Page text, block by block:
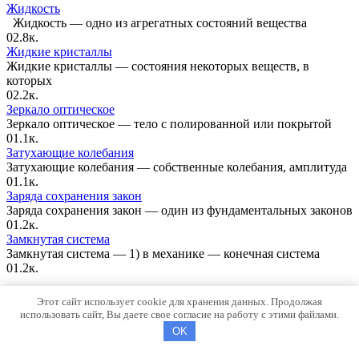
Жидкость
Жидкость — одно из агрегатных состояний вещества
02.8к.
Жидкие кристаллы
Жидкие кристаллы — состояния некоторых веществ, в
которых
02.2к.
Зеркало оптическое
Зеркало оптическое — тело с полированной или покрытой
01.1к.
Затухающие колебания
Затухающие колебания — собственные колебания, амплитуда
01.1к.
Заряда сохранения закон
Заряда сохранения закон — один из фундаментальных законов
01.2к.
Замкнутая система
Замкнутая система — 1) в механике — конечная система
01.2к.
Карта сайта
© 2026 FizikaBook.ru
Этот сайт использует cookie для хранения данных. Продолжая
использовать сайт, Вы даете свое согласие на работу с этими файлами.
OK